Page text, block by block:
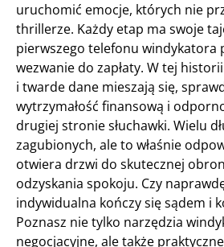
uruchomić emocje, których nie
thrillerze. Każdy etap ma swoje
pierwszego telefonu windykatora
wezwanie do zapłaty. W tej
i twarde dane mieszają się,
wytrzymałość finansową i
drugiej stronie słuchawki. Wielu
zagubionych, ale to właśnie
otwiera drzwi do skutecznej
odzyskania spokoju. Czy
indywidualna kończy się sądem i
Poznasz nie tylko narzędzia
negocjacyjne, ale także